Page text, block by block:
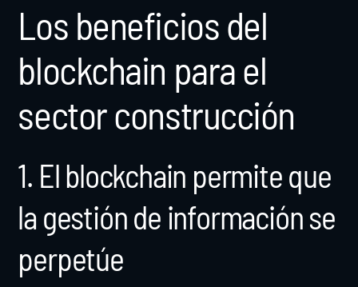
Los beneficios del
blockchain para el
sector construcción
1. El blockchain permite que
la gestión de información se
perpetúe